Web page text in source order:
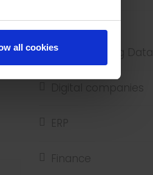
all cookiesAnalytics e Big Data
Digital companies
ERP
Finance